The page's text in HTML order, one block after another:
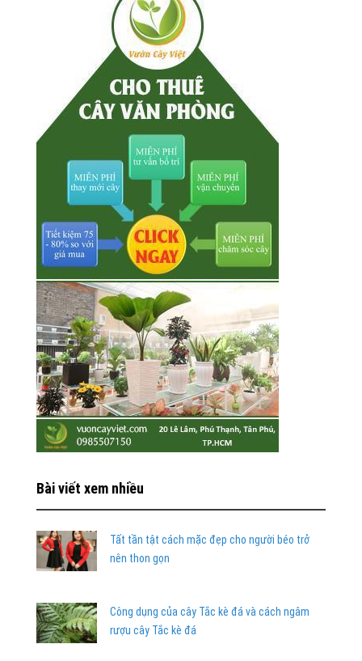
Bài viết xem nhiều
Tất tần tật cách mặc đẹp cho người béo trở
nên thon gọn
Công dụng của cây Tắc kè đá và cách ngâm
rượu cây Tắc kè đá